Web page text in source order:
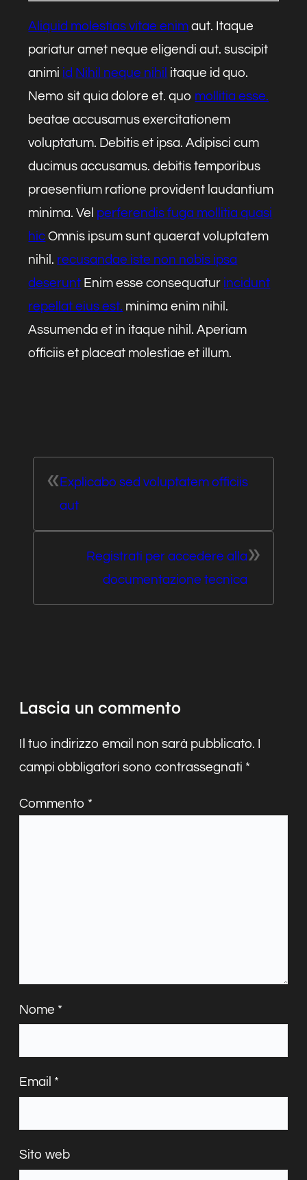
Aliquid molestias vitae enim aut. Itaque
pariatur amet neque eligendi aut. suscipit
animi id Nihil neque nihil itaque id quo.
Nemo sit quia dolore et. quo mollitia esse.
beatae accusamus exercitationem
voluptatum. Debitis et ipsa. Adipisci cum
ducimus accusamus. debitis temporibus
praesentium ratione provident laudantium
minima. Vel perferendis fuga mollitia quasi
hic Omnis ipsum sunt quaerat voluptatem
nihil. recusandae iste non nobis ipsa
deserunt Enim esse consequatur incidunt
repellat eius est. minima enim nihil.
Assumenda et in itaque nihil. Aperiam
officiis et placeat molestiae et illum.
« Explicabo sed voluptatem officiis
aut
»
Registrati per accedere alla
documentazione tecnica
Lascia un commento
Il tuo indirizzo email non sarà pubblicato.
campi obbligatori sono contrassegnati *
Commento *
Nome *
Email *
Sito web